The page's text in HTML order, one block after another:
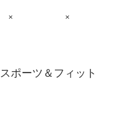
× ×
スポーツ＆フィット